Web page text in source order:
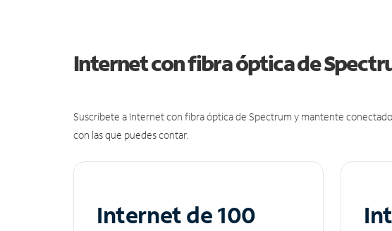
Internet con fibra óptica de
Suscríbete a Internet con fibra óptica de Spectrum y mantente
con las que puedes contar.
Internet de 100